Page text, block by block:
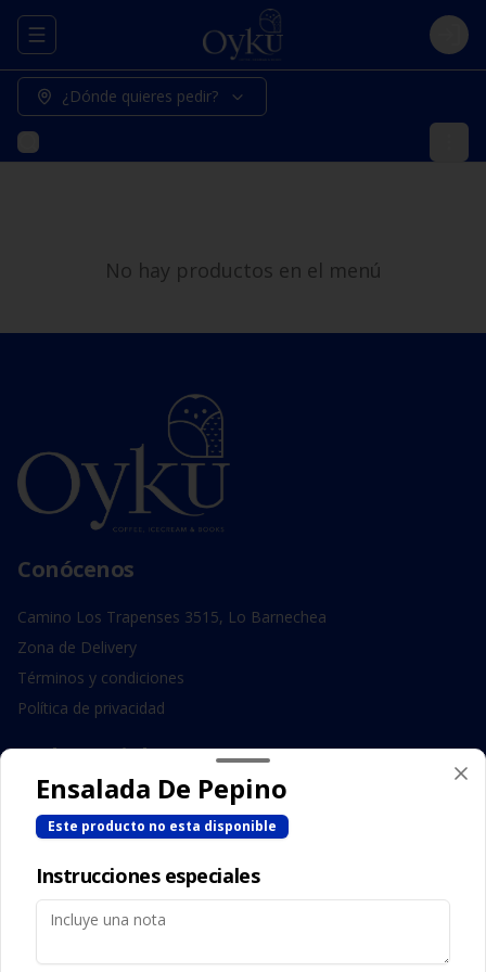
Abrir menu de navegación Login
¿Dónde quieres pedir?
No hay productos en el menú
Conócenos
Camino Los Trapenses 3515, Lo Barnechea
Zona de Delivery
Términos y condiciones
Política de privacidad
Redes sociales
Instagram
Facebook
Mi cuenta
Ensalada De Pepino
Este producto no esta disponible
Instrucciones especiales